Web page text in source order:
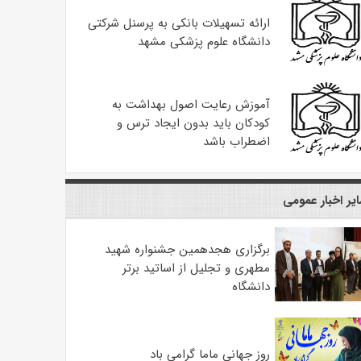
ارائه تسهیلات بانکی به پرسنل شرکتی
دانشگاه علوم پزشکی مشهد
آموزش رعایت اصول بهداشت به
کودکان باید بدون ایجاد ترس و
اضطراب باشد
اخبار عمومی
برگزاری هجدهمین جشنواره شهید
مطهری و تجلیل از اساتید برتر
دانشگاه
روز جهانی ماما گرامی باد